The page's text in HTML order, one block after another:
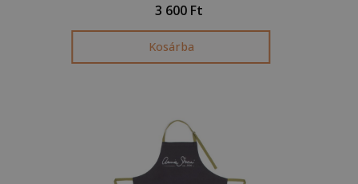
3 600 Ft
Kosárba